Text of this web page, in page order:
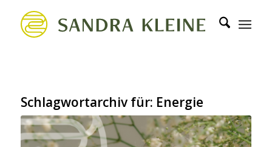
Schlagwortarchiv für: Energie